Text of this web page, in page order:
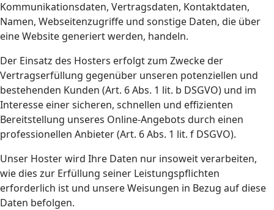
Kommunikationsdaten, Vertragsdaten, Kontaktdaten,
Namen, Webseitenzugriffe und sonstige Daten, die über
eine Website generiert werden, handeln.
Der Einsatz des Hosters erfolgt zum Zwecke der
Vertragserfüllung gegenüber unseren potenziellen und
bestehenden Kunden (Art. 6 Abs. 1 lit. b DSGVO) und im
Interesse einer sicheren, schnellen und effizienten
Bereitstellung unseres Online-Angebots durch einen
professionellen Anbieter (Art. 6 Abs. 1 lit. f DSGVO).
Unser Hoster wird Ihre Daten nur insoweit verarbeiten,
wie dies zur Erfüllung seiner Leistungspflichten
erforderlich ist und unsere Weisungen in Bezug auf diese
Daten befolgen.